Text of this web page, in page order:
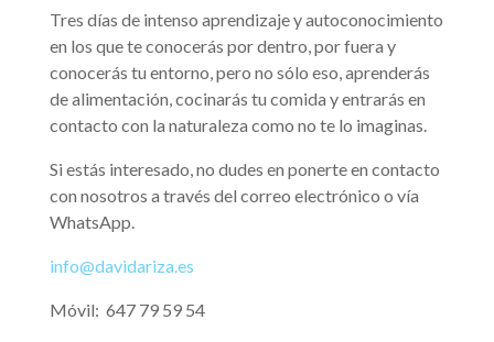
Tres días de intenso aprendizaje y autoconocimiento
en los que te conocerás por dentro, por fuera y
conocerás tu entorno, pero no sólo eso, aprenderás
de alimentación, cocinarás tu comida y entrarás en
contacto con la naturaleza como no te lo imaginas.
Si estás interesado, no dudes en ponerte en contacto
con nosotros a través del correo electrónico o vía
WhatsApp.
info@davidariza.es
Móvil: 647 79 59 54